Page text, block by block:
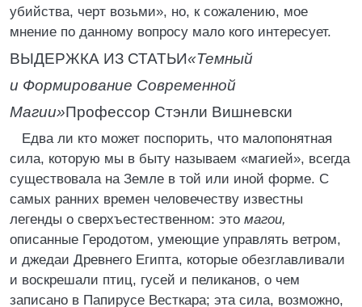
убийства, черт возьми», но, к сожалению, мое
мнение по данному вопросу мало кого интересует.
ВЫДЕРЖКА ИЗ СТАТЬИ«Темный
и Формирование Современной
Магии»Профессор Стэнли Вишневски
Едва ли кто может поспорить, что малопонятная
сила, которую мы в быту называем «магией», всегда
существовала на Земле в той или иной форме. С
самых ранних времен человечеству известны
легенды о сверхъестественном: это магои,
описанные Геродотом, умеющие управлять ветром,
и джедаи Древнего Египта, которые обезглавливали
и воскрешали птиц, гусей и пеликанов, о чем
записано в Папирусе Весткара; эта сила, возможно,